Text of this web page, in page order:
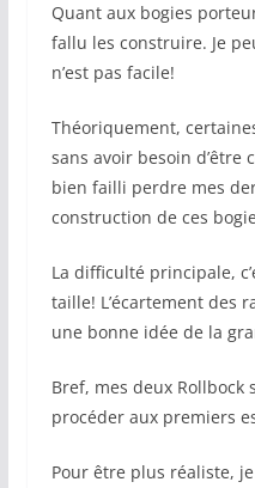
Quant aux bogies
fallu les construire. Je
n’est pas facile!
Théoriquement,
sans avoir besoin d’être
bien failli perdre mes
construction de ces
La difficulté principale,
taille! L’écartement des
une bonne idée de la
Bref, mes deux Rollbock
procéder aux premiers
Pour être plus réaliste,